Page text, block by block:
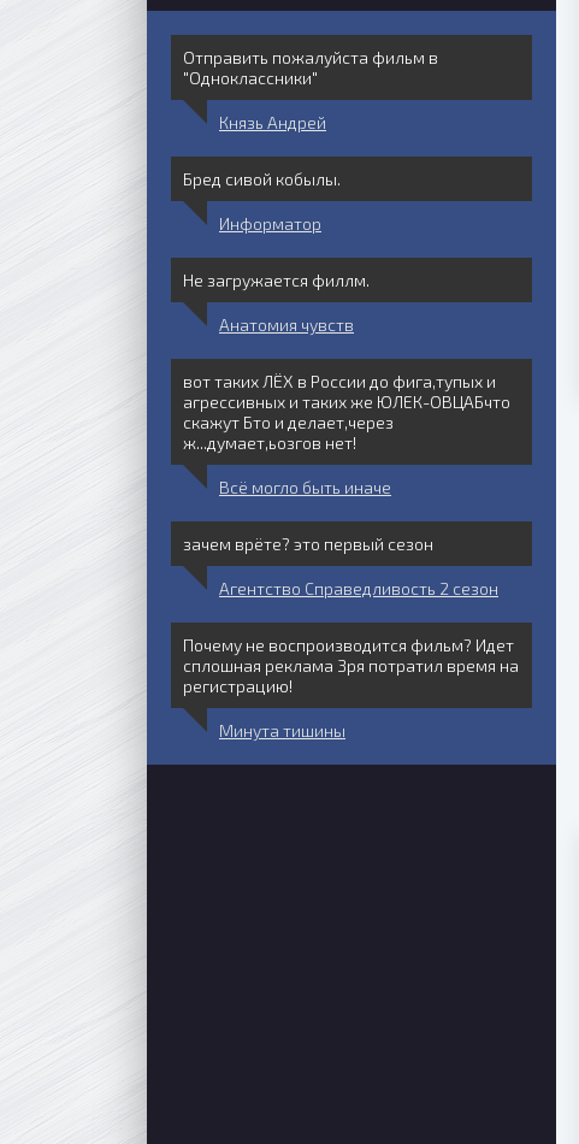
Отправить пожалуйста фильм в
"Одноклассники"
Князь Андрей
Бред сивой кобылы.
Информатор
Не загружается филлм.
Анатомия чувств
вот таких ЛЁХ в России до фига,тупых и
агрессивных и таких же ЮЛЕК-ОВЦАБчто
скажут Бто и делает,через
ж...думает,ьозгов нет!
Всё могло быть иначе
зачем врёте? это первый сезон
Агентство Справедливость 2 сезон
Почему не воспроизводится фильм? Идет
сплошная реклама Зря потратил время на
регистрацию!
Минута тишины